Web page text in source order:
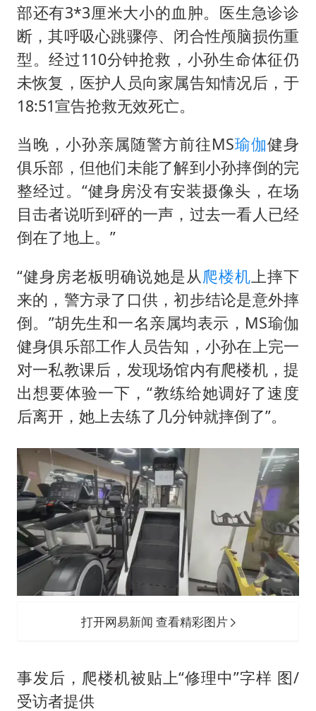
部还有3*3厘米大小的血肿。医生急诊诊
断，其呼吸心跳骤停、闭合性颅脑损伤重
型。经过110分钟抢救，小孙生命体征仍
未恢复，医护人员向家属告知情况后，于
18:51宣告抢救无效死亡。
当晚，小孙亲属随警方前往MS瑜伽健身
俱乐部，但他们未能了解到小孙摔倒的完
整经过。“健身房没有安装摄像头，在场
目击者说听到砰的一声，过去一看人已经
倒在了地上。”
“健身房老板明确说她是从 爬楼机 上摔下
来的，警方录了口供，初步结论是意外摔
倒。”胡先生和一名亲属均表示，MS瑜伽
健身俱乐部工作人员告知，小孙在上完一
对一私教课后，发现场馆内有爬楼机，提
出想要体验一下，“教练给她调好了速度
后离开，她上去练了几分钟就摔倒了”。
打开网易新闻 查看精彩图片
事发后，爬楼机被贴上“修理中”字样 图/
受访者提供